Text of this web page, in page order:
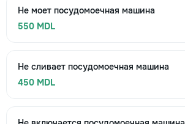
Не моет посудомоечная машина
550 MDL
Не сливает посудомоечная машина
450 MDL